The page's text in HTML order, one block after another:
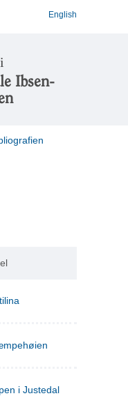
English
Ibsen-
i Justedal